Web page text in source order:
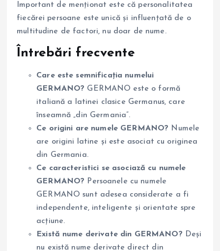
Important de menționat este că personalitatea
fiecărei persoane este unică și influențată de o
multitudine de factori, nu doar de nume.
Întrebări frecvente
Care este semnificația numelui
GERMANO? GERMANO este o formă
italiană a latinei clasice Germanus, care
înseamnă „din Germania”.
Ce origini are numele GERMANO? Numele
are origini latine și este asociat cu originea
din Germania.
Ce caracteristici se asociază cu numele
GERMANO? Persoanele cu numele
GERMANO sunt adesea considerate a fi
independente, inteligente și orientate spre
acțiune.
Există nume derivate din GERMANO? Deși
nu există nume derivate direct din